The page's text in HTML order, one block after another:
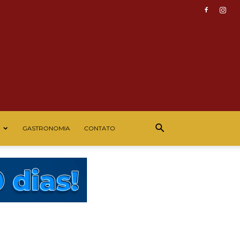
GASTRONOMIA CONTATO